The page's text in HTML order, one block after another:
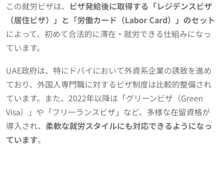
この就労ビザは、 ビザ発給後に取得する「レジデンスビザ
（居住ビザ）」と「労働カード（Labor Card）」のセット
によって、初めて合法的に滞在・就労できる仕組みになっ
ています。
UAE政府は、特にドバイにおいて外資系企業の誘致を進め
ており、外国人専門職に対するビザ制度は比較的整備され
ています。また、2022年以降は「グリーンビザ（Green
Visa）」や「フリーランスビザ」など、多様な在留資格が
導入され、 柔軟な就労スタイルにも対応できるようになっ
ています。